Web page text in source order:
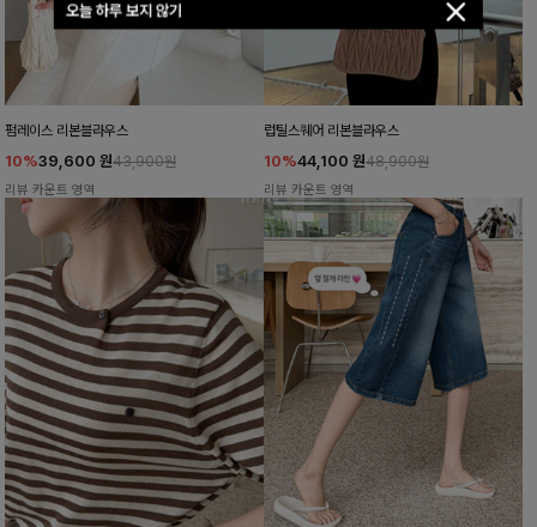
오늘 하루 보지 않기
펌레이스 리본블라우스
10%39,600 원43,900원
리뷰 카운트 영역
럽틸스퀘어 리본블라우스
10%44,100 원48,900원
리뷰 카운트 영역